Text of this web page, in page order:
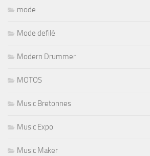
mode
Mode defilé
Modern Drummer
MOTOS
Music Bretonnes
Music Expo
Music Maker